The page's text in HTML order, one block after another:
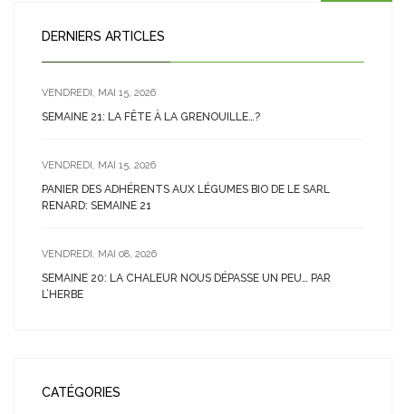
DERNIERS ARTICLES
VENDREDI, MAI 15, 2026
SEMAINE 21: LA FÊTE À LA GRENOUILLE…?
VENDREDI, MAI 15, 2026
PANIER DES ADHÉRENTS AUX LÉGUMES BIO DE LE SARL
RENARD: SEMAINE 21
VENDREDI, MAI 08, 2026
SEMAINE 20: LA CHALEUR NOUS DÉPASSE UN PEU… PAR
L’HERBE
CATÉGORIES